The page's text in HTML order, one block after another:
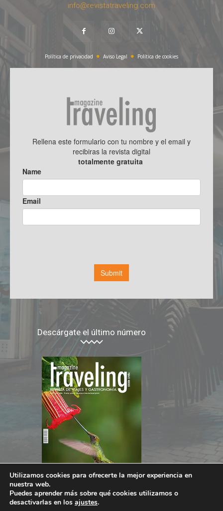
info@revistatraveling.com
Política de privacidad Aviso Legal Política de cookies
Descárgate el último número
Utilizamos cookies para ofrecerte la mejor experiencia en
nuestra web.
Puedes aprender más sobre qué cookies utilizamos o
desactivarlas en los ajustes.